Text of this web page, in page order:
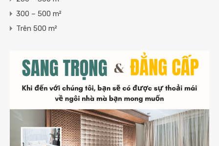
300 – 500 m²
Trên 500 m²